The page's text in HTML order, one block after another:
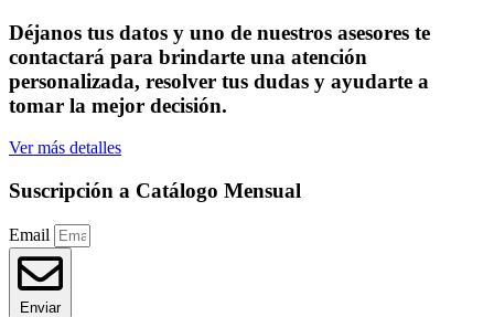
Déjanos tus datos y uno de nuestros asesores te
contactará para brindarte una atención
personalizada, resolver tus dudas y ayudarte a
tomar la mejor decisión.
Ver más detalles
Suscripción a Catálogo Mensual
Email
Enviar